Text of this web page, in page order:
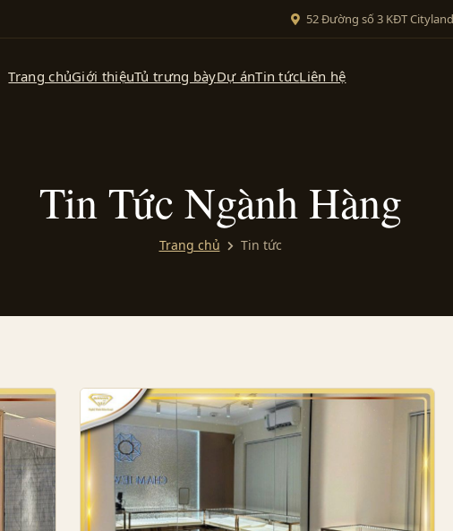
52 Đường số 3 KĐT
Trang chủGiới thiệuTủ trưng bàyDự ánTin tứcLiên hệ
Tin Tức Ngành Hàng
Trang chủ Tin tức